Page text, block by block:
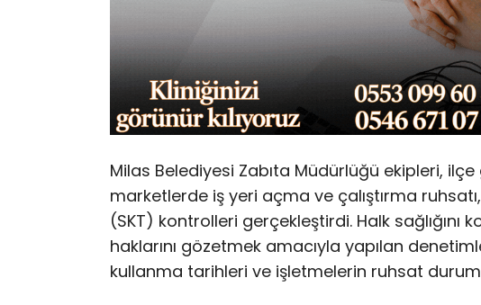
Milas Belediyesi Zabıta Müdürlüğü ekipleri,
marketlerde iş yeri açma ve çalıştırma
(SKT) kontrolleri gerçekleştirdi. Halk sağlığını
haklarını gözetmek amacıyla yapılan
kullanma tarihleri ve işletmelerin ruhsat